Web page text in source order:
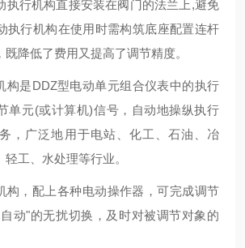
执行机构直接安装在阀门的法兰上,避免
执行机构在使用时需构筑底座配置连杆
降低了费用又提高了调节精度。
构是DDZ型电动单元组合仪表中的执行
单元(或计算机)信号，自动地操纵执行
，广泛地用于电站、化工、石油、冶
工、水处理等行业。
构，配上各种电动操作器，可完成调节
动"的无扰切换，及时对被调节对象的